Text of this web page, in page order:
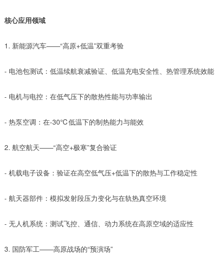
核心应用领域
1. 新能源汽车——“高原+低温”双重考验
- 电池包测试：低温续航衰减验证、低温充电安全性、热管理系统效能
- 电机与电控：在低气压下的散热性能与功率输出
- 热泵空调：在-30℃低温下的制热能力与能效
2. 航空航天——“高空+极寒”复合验证
- 机载电子设备：验证在高空低气压+低温下的散热与工作稳定性
- 航天器部件：模拟发射段压力变化与在轨热真空环境
- 无人机系统：测试飞控、通信、动力系统在高原空域的适应性
3. 国防军工——高原战场的“预演场”